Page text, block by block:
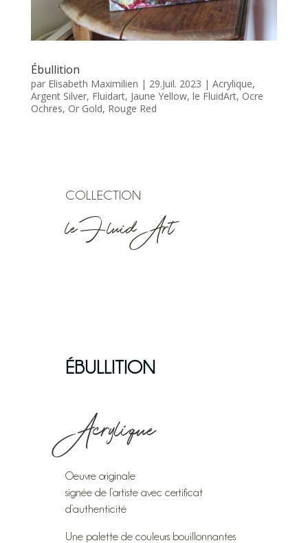
Ébullition
par Elisabeth Maximilien | 29.Juil. 2023 | Acrylique,
Argent Silver, Fluidart, Jaune Yellow, le FluidArt, Ocre
Ochres, Or Gold, Rouge Red
COLLECTION
le Fluid’Art
ÉBULLITION
Acrylique
Oeuvre originale
signée de l’artiste avec certificat
d’authenticité
Une palette de couleurs bouillonnantes